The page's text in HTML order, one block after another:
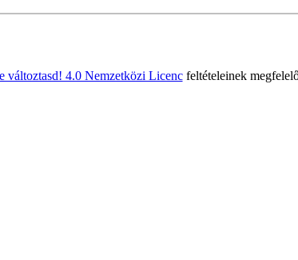
változtasd! 4.0 Nemzetközi Licencfeltételeinek